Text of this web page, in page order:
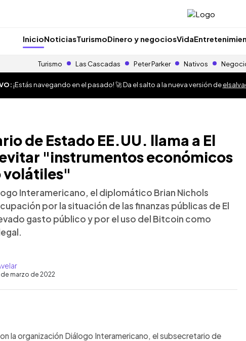
InicioNoticiasTurismoDinero y negociosVida
Turismo Las Cascadas Peter Parker Nativos
¡Estás navegando en el pasado! 🚀 Da el salto a la nueva versión de
de Estado EE.UU. llama a El
"instrumentos económicos
volátiles"
Interamericano, el diplomático Brian Nichols
por la situación de las finanzas públicas de El
gasto público y por el uso del Bitcoin como
marzo de 2022
artículo
la organización Diálogo Interamericano, el subsecretario de